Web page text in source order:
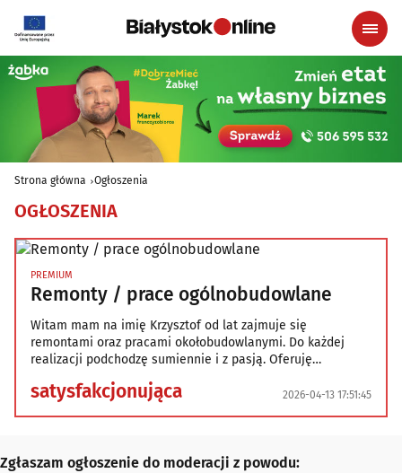
Strona główna Ogłoszenia
OGŁOSZENIA
PREMIUM
Remonty / prace ogólnobudowlane
Witam mam na imię Krzysztof od lat zajmuje się
remontami oraz pracami okołobudowlanymi. Do każdej
realizacji podchodzę sumiennie i z pasją. Oferuję
-kapitalne remonty łazienek starych jak i nowych -
satysfakcjonująca 2026-04-13 17:51:45
Zgłaszam ogłoszenie do moderacji z powodu:
Zgłaszam ogłoszenie do moderacji z powodu: